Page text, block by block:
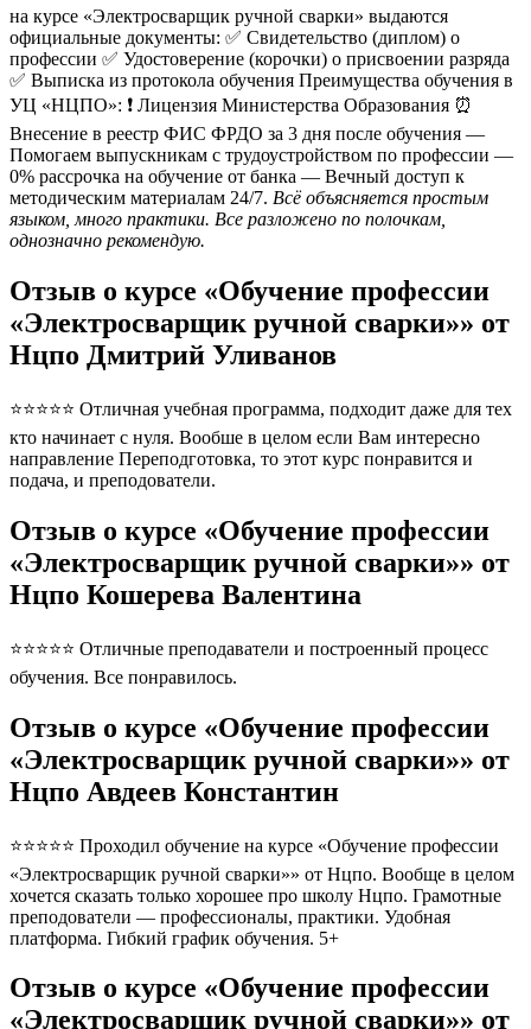
на курсе «Электросварщик ручной сварки» выдаются
официальные документы: ✅ Свидетельство (диплом) о
профессии ✅ Удостоверение (корочки) о присвоении разряда
✅ Выписка из протокола обучения Преимущества обучения в
УЦ «НЦПО»: ❗️ Лицензия Министерства Образования ⏰
Внесение в реестр ФИС ФРДО за 3 дня после обучения —
Помогаем выпускникам с трудоустройством по профессии —
0% рассрочка на обучение от банка — Вечный доступ к
методическим материалам 24/7. Всё объясняется простым
языком, много практики. Все разложено по полочкам,
однозначно рекомендую.
Отзыв о курсе «Обучение профессии
«Электросварщик ручной сварки»» от
Нцпо Дмитрий Уливанов
⭐⭐⭐⭐⭐ Отличная учебная программа, подходит даже для тех
кто начинает с нуля. Вообше в целом если Вам интересно
направление Переподготовка, то этот курс понравится и
подача, и преподователи.
Отзыв о курсе «Обучение профессии
«Электросварщик ручной сварки»» от
Нцпо Кошерева Валентина
⭐⭐⭐⭐⭐ Отличные преподаватели и построенный процесс
обучения. Все понравилось.
Отзыв о курсе «Обучение профессии
«Электросварщик ручной сварки»» от
Нцпо Авдеев Константин
⭐⭐⭐⭐⭐ Проходил обучение на курсе «Обучение профессии
«Электросварщик ручной сварки»» от Нцпо. Вообще в целом
хочется сказать только хорошее про школу Нцпо. Грамотные
преподователи — профессионалы, практики. Удобная
платформа. Гибкий график обучения. 5+
Отзыв о курсе «Обучение профессии
«Электросварщик ручной сварки»» от